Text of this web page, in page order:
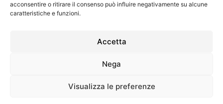
acconsentire o ritirare il consenso può influire negativamente su alcune
caratteristiche e funzioni.
Accetta
Nega
Visualizza le preferenze
Via alla Ruenia 37/43, CAP 64027 Sant’Omero (TE) ITALY
R.E.A. n. 95381